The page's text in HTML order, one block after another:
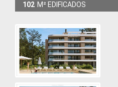
102 M² EDIFICADOS